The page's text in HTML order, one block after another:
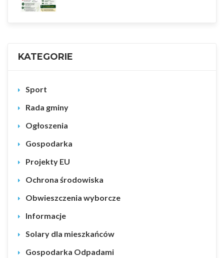
KATEGORIE
Sport
Rada gminy
Ogłoszenia
Gospodarka
Projekty EU
Ochrona środowiska
Obwieszczenia wyborcze
Informacje
Solary dla mieszkańców
Gospodarka Odpadami